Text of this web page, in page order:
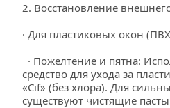
2. Восстановление
· Для пластиковых окон
средство для ухода за
«Cif» (без хлора). Для
существуют чистящие